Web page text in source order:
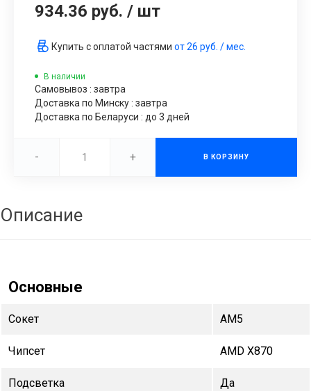
934.36 руб. / шт
Купить с оплатой частями от26 руб. / мес.
В наличии
Самовывоз : завтра
Доставка по Минску : завтра
Доставка по Беларуси : до 3 дней
- + В КОРЗИНУ
Описание
Основные
Сокет AM5
Чипсет AMD X870
Подсветка Да